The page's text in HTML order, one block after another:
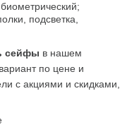
подсветка,
сейфы в нашем
по цене и
с акциями и скидками,